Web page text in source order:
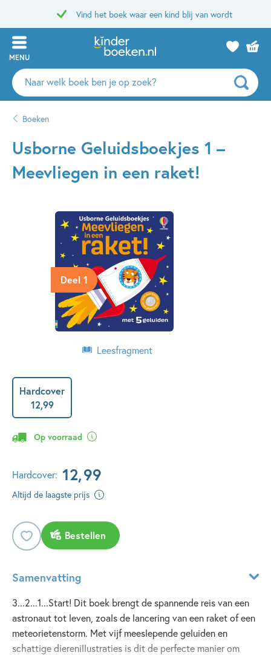
Vind het boek waar een kind blij van wordt
MENU
Zoeken
naar
auteurs
uitgevers
Boeken
Usborne Geluidsboekjes 1 –
Meevliegen in een raket!
Deel 1
Leesfragment
Hardcover
12,99
Op voorraad
Hardcover: 12,99
Altijd de laagste prijs
Bestellen
Samenvatting
3...2...1...Start! Dit boek brengt de spannende reis van een
astronaut tot leven, zoals de lancering van een raket of een
meteorietenstorm. Met vijf meeslepende geluiden en
schattige dierenillustraties is dit de perfecte manier om